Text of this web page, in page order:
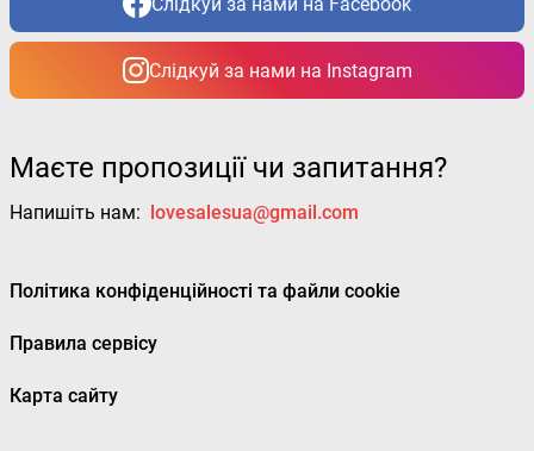
Слідкуй за нами на Instagram
Маєте пропозиції чи запитання?
Напишіть нам: lovesalesua@gmail.com
Політика конфіденційності та файли cookie
Правила сервісу
Карта сайту